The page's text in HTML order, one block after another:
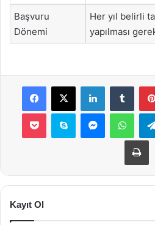
Başvuru
Dönemi
Her yıl belirli
yapılması
Facebook
X LinkedIn
Pocket Skype Messenger
Kayıt Ol